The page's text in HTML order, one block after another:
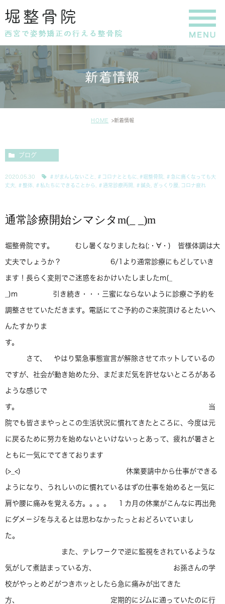
新着情報
HOME 新着情報
ブログ
2020.05.30 ＃がまんしないこと ＃コロナとともに #堀整骨院
＃急に痛くなっても大
丈夫
＃整体 ＃私たちにできることから ＃通常診療再開 ＃鍼灸 ぎっくり腰 コロナ疲れ
通常診療開始シマシタm(_ _)m
堀整骨院です。 むし暑くなりましたね(;・∀・) 皆様体調は大
丈夫でしょうか？ 6/1より通常診療にもどしていき
ます！長らく変則でご迷惑をおかけいたしましたm(_
_)m 引き続き・・・三蜜にならないように診療ご予約を
調整させていただきます。電話にてご予約のご来院頂けるとたいへ
んたすかりま
す。
さて、 やはり緊急事態宣言が解除させてホットしているの
ですが、社会が動き始めた分、まだまだ気を許せないところがある
ような感じで
す。 当
院でも皆さまやっとこの生活状況に慣れてきたところに、今度は元
に戻るために努力を始めないといけないっとあって、疲れが暑さと
ともに一気にでてきております
(>_<) 休業要請中から仕事ができる
ようになり、うれしいのに慣れているはずの仕事を始めると一気に
肩や腰に痛みを覚える方。。。。 １カ月の休業がこんなに再出発
にダメ－ジを与えるとは思わなかったっとおどろいていまし
た。
また、テレワ－クで逆に監視をされているような
気がして煮詰まっている方、 お孫さんの学
校がやっとめどがつきホッとしたら急に痛みが出てきた
方、 定期的にジムに通っていたのに行